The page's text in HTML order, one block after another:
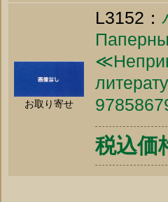
お取り寄せ
L3152：
税込価